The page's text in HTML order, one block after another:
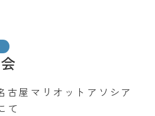
古屋マリオットアソシア
て